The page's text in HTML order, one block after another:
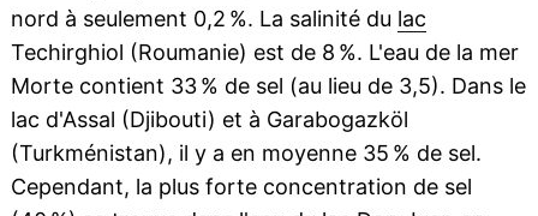
nord à seulement 0,2 %. La salinité du lac
Techirghiol (Roumanie) est de 8 %. L'eau de la mer
Morte contient 33 % de sel (au lieu de 3,5). Dans le
lac d'Assal (Djibouti) et à Garabogazköl
(Turkménistan), il y a en moyenne 35 % de sel.
Cependant, la plus forte concentration de sel